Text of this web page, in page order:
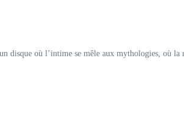
disque où l’intime se mêle aux mythologies, où